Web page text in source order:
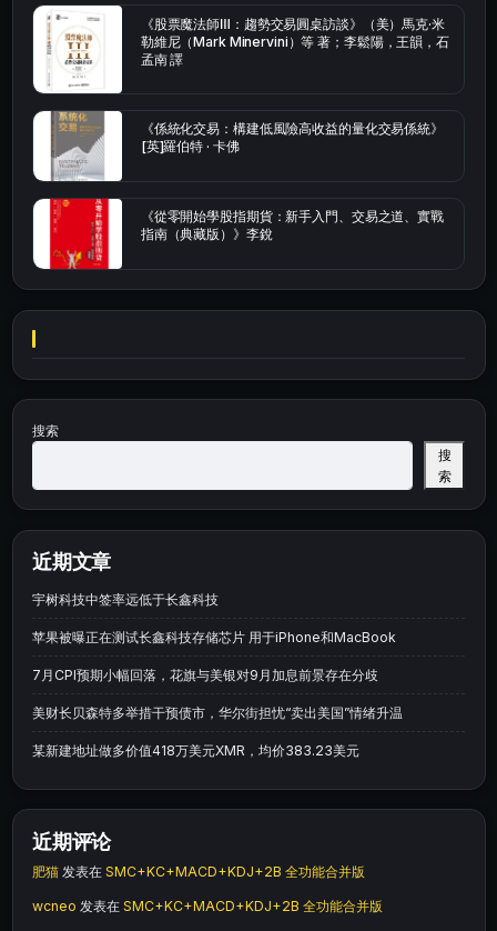
《股票魔法師Ⅲ：趨勢交易圓桌訪談》（美）馬克·米
勒維尼（Mark Minervini）等 著；李鬆陽，王韻，石
孟南 譯
《係統化交易：構建低風險高收益的量化交易係統》
[英]羅伯特 · 卡佛
《從零開始學股指期貨：新手入門、交易之道、實戰
指南（典藏版）》李銳
搜索
搜
索
近期文章
宇树科技中签率远低于长鑫科技
苹果被曝正在测试长鑫科技存储芯片 用于iPhone和MacBook
7月CPI预期小幅回落，花旗与美银对9月加息前景存在分歧
美财长贝森特多举措干预债市，华尔街担忧“卖出美国”情绪升温
某新建地址做多价值418万美元XMR，均价383.23美元
近期评论
肥猫 发表在 SMC+KC+MACD+KDJ+2B 全功能合并版
wcneo 发表在 SMC+KC+MACD+KDJ+2B 全功能合并版